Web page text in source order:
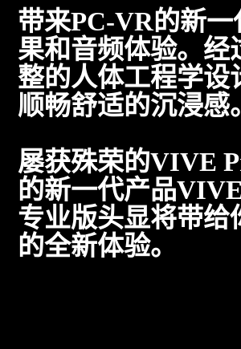
带来PC-VR的新一
果和音频体验。经
整的人体工程学设
顺畅舒适的沉浸感
屡获殊荣的VIVE
的新一代产品
专业版头显将带给
的全新体验。